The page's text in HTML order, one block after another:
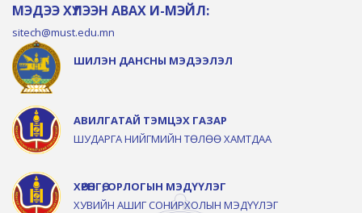
МЭДЭЭ ХҮЛЭЭН АВАХ И-МЭЙЛ:
sitech@must.edu.mn
ШИЛЭН ДАНСНЫ МЭДЭЭЛЭЛ
АВИЛГАТАЙ ТЭМЦЭХ ГАЗАР
ШУДАРГА НИЙГМИЙН ТӨЛӨӨ ХАМТДАА
ХӨРӨНГӨ, ОРЛОГЫН МЭДҮҮЛЭГ
ХУВИЙН АШИГ СОНИРХОЛЫН МЭДҮҮЛЭГ